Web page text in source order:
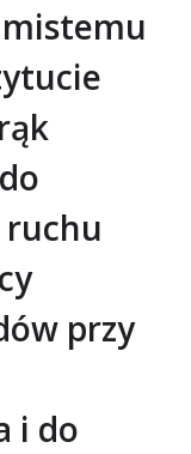
ruchu
przy
i do